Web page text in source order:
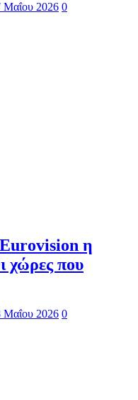
Μαΐου 2026 0
Eurovision η
χώρες που
Μαΐου 2026 0